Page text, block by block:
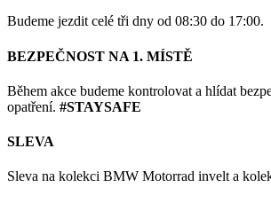
Budeme jezdit celé tři dny od 08:30 do 17:00.
BEZPEČNOST NA 1. MÍSTĚ
Během akce budeme kontrolovat a hlídat
opatření. #STAYSAFE
SLEVA
Sleva na kolekci BMW Motorrad invelt a